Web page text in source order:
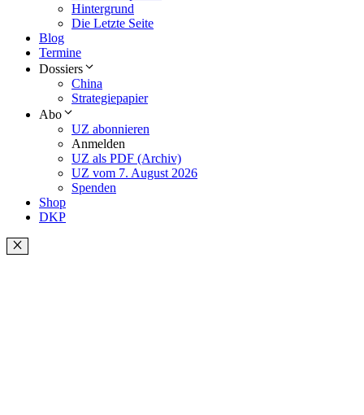
Hintergrund
Die Letzte Seite
Blog
Termine
Dossiers
China
Strategiepapier
Abo
UZ abonnieren
Anmelden
UZ als PDF (Archiv)
UZ vom 7. August 2026
Spenden
Shop
DKP
Schließen